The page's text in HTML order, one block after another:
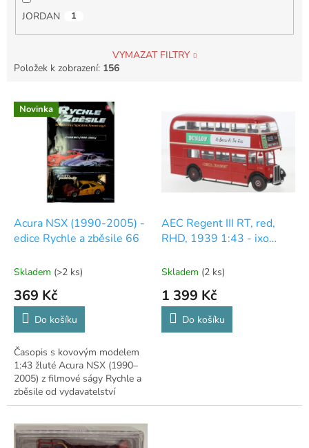
JORDAN 1
VYMAZAT FILTRY
Položek k zobrazení: 156
V
d
Novinka
Acura NSX (1990-2005) -
edice Rychle a zběsile 66
Skladem (>2 ks)
369 Kč
Do košíku
Časopis s kovovým modelem
1:43 žluté Acura NSX (1990–
2005) z filmové ságy Rychle a
zběsile od vydavatelství
DeAgostini.
AEC Regent III RT, red,
RHD, 1939 1:43 - ixo
Skladem (2 ks)
1 399 Kč
Do košíku